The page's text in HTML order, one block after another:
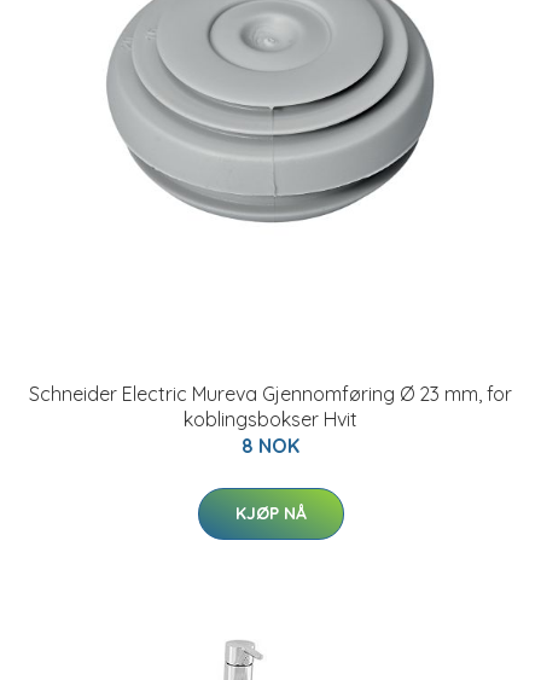
Schneider Electric Mureva Gjennomføring Ø 23 mm, for
koblingsbokser Hvit
8 NOK
KJØP NÅ